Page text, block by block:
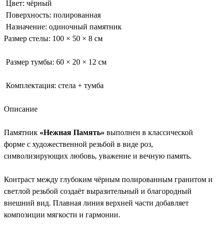
Цвет: чёрный
Поверхность: полированная
Назначение: одиночный памятник
Размер стелы: 100 × 50 × 8 см
Размер тумбы: 60 × 20 × 12 см
Комплектация: стела + тумба
Описание
Памятник «Нежная Память» выполнен в классической
форме с художественной резьбой в виде роз,
символизирующих любовь, уважение и вечную память.
Контраст между глубоким чёрным полированным гранитом и
светлой резьбой создаёт выразительный и благородный
внешний вид. Плавная линия верхней части добавляет
композиции мягкости и гармонии.